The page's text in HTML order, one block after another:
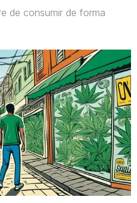
de consumir de forma